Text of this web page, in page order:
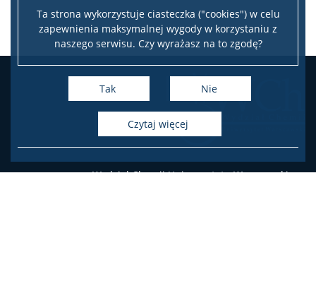
Ta strona wykorzystuje ciasteczka ("cookies") w celu
zapewnienia maksymalnej wygody w korzystaniu z
naszego serwisu. Czy wyrażasz na to zgodę?
Tak Nie
czytaj więcej
Konferencje
Repozytorium „Dane Badawcze UW”
Wydział Chemii Uniwersytetu Warszawskiego